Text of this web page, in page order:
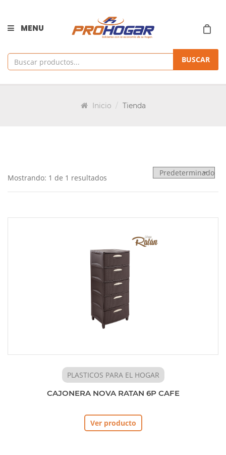
MENU
BUSCAR
Inicio Tienda
Mostrando: 1 de 1 resultados
PLASTICOS PARA EL HOGAR
CAJONERA NOVA RATAN 6P CAFE
Ver producto